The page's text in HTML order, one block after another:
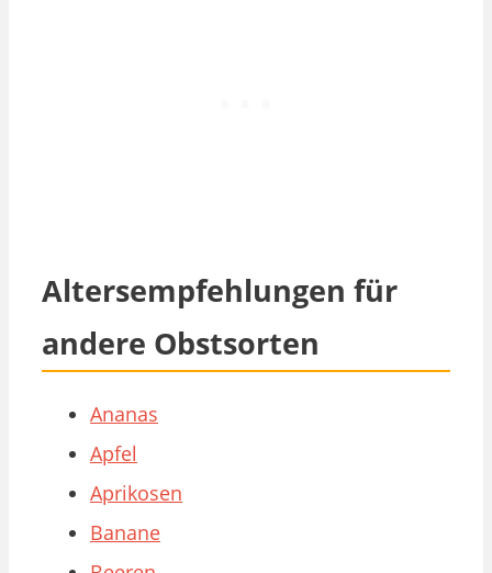
Altersempfehlungen für
andere Obstsorten
Ananas
Apfel
Aprikosen
Banane